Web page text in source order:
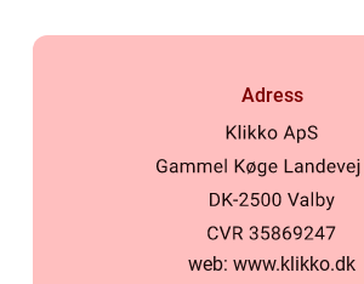
Adress
web: www.klikko.dk